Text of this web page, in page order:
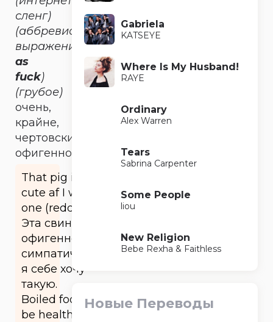
сленг)
(аббревиатура
выражения
as
fuck)
(грубое)
очень,
крайне,
чертовски,
офигенно
That pig is
cute af I want
one (reddit).
Эта свинка
офигенно
симпатичная,
я себе хочу
такую.
Boiled food
be healthy
Gabriela
KATSEYE
Where Is My Husband!
RAYE
Ordinary
Alex Warren
Tears
Sabrina Carpenter
Some People
liou
New Religion
Bebe Rexha & Faithless
Новые Переводы